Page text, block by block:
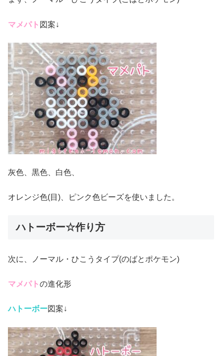
マメパト 図案↓
灰色、黒色、白色、
オレンジ色(目)、ピンク色ビーズを使いました。
ハトーボー☆作り方
次に、ノーマル・ひこうタイプ(のばとポケモン)
マメパトの進化形
ハトーボー図案↓